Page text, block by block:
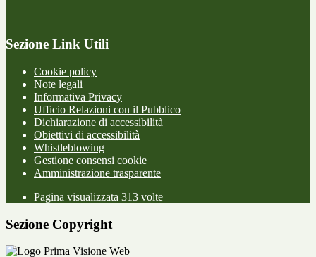
Sezione Link Utili
Cookie policy
Note legali
Informativa Privacy
Ufficio Relazioni con il Pubblico
Dichiarazione di accessibilità
Obiettivi di accessibilità
Whistleblowing
Gestione consensi cookie
Amministrazione trasparente
Pagina visualizzata 313 volte
Sezione Copyright